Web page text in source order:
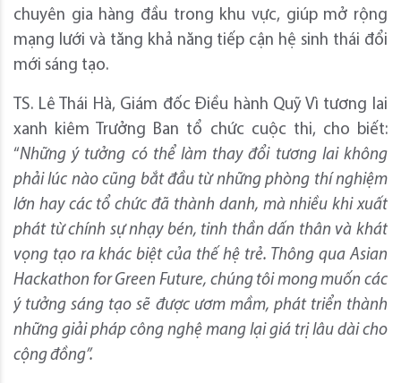
chuyên gia hàng đầu trong khu vực, giúp mở rộng
mạng lưới và tăng khả năng tiếp cận hệ sinh thái đổi
mới sáng tạo.
TS. Lê Thái Hà, Giám đốc Điều hành Quỹ Vì tương lai
xanh kiêm Trưởng Ban tổ chức cuộc thi, cho biết:
“Những ý tưởng có thể làm thay đổi tương lai không
phải lúc nào cũng bắt đầu từ những phòng thí nghiệm
lớn hay các tổ chức đã thành danh, mà nhiều khi xuất
phát từ chính sự nhạy bén, tinh thần dấn thân và khát
vọng tạo ra khác biệt của thế hệ trẻ. Thông qua Asian
Hackathon for Green Future, chúng tôi mong muốn các
ý tưởng sáng tạo sẽ được ươm mầm, phát triển thành
những giải pháp công nghệ mang lại giá trị lâu dài cho
cộng đồng”.